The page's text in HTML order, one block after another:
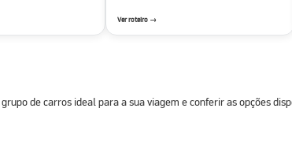
Ver roteiro →
grupo de carros ideal para a sua viagem e conferir as opções